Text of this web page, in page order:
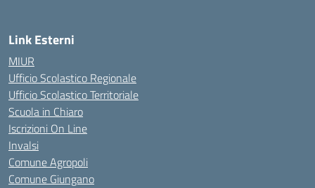
Link Esterni
MIUR
Ufficio Scolastico Regionale
Ufficio Scolastico Territoriale
Scuola in Chiaro
Iscrizioni On Line
Invalsi
Comune Agropoli
Comune Giungano